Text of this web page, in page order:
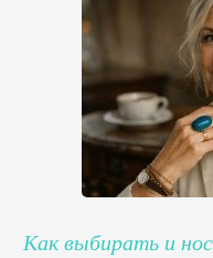
Как выбирать и